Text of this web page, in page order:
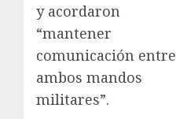
y acordaron
“mantener
comunicación entre
ambos mandos
militares”.